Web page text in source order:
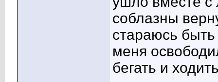
соблазны
стараюсь быть
меня
бегать и